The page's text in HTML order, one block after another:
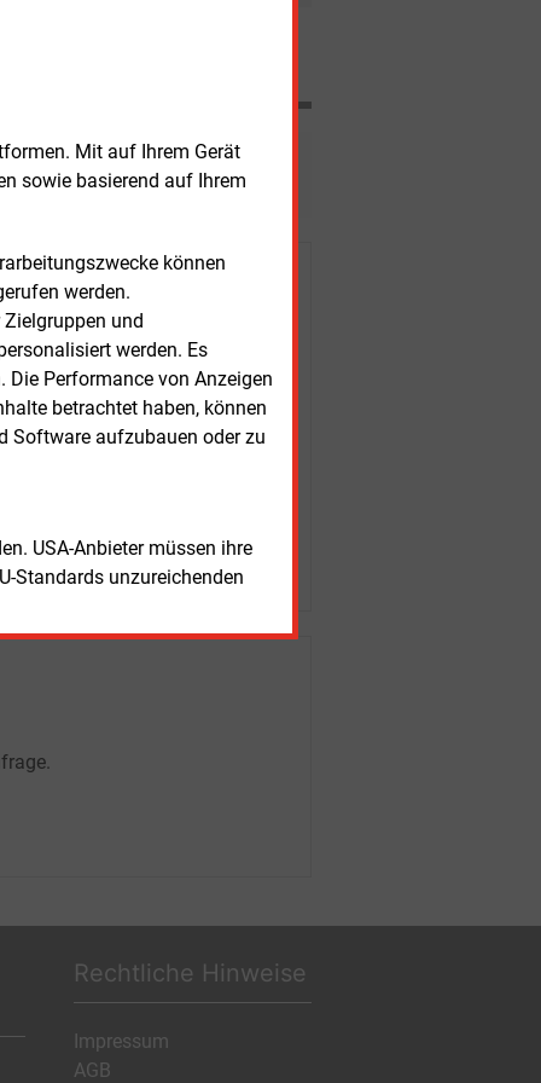
Mit auf Ihrem Gerät
sowie basierend auf Ihrem
können
werden.
und
werden. Es
Performance von Anzeigen
betrachtet haben, können
Software aufzubauen oder zu
USA-Anbieter müssen ihre
Standards unzureichenden
Kunden
Rechtliche Hinweise
Impressum
AGB